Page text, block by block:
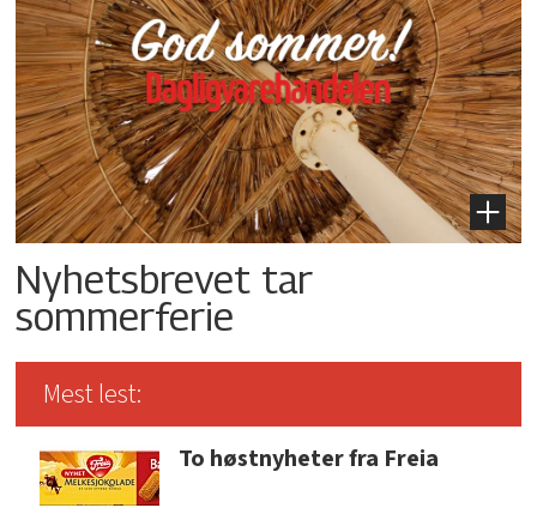
Nyhetsbrevet tar
sommerferie
Mest lest:
To høstnyheter fra Freia